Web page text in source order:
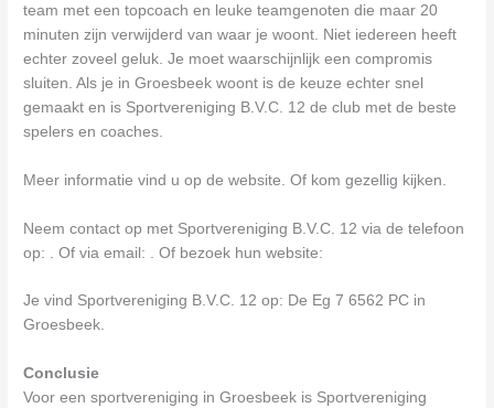
team met een topcoach en leuke teamgenoten die maar 20
minuten zijn verwijderd van waar je woont. Niet iedereen heeft
echter zoveel geluk. Je moet waarschijnlijk een compromis
sluiten. Als je in Groesbeek woont is de keuze echter snel
gemaakt en is Sportvereniging B.V.C. 12 de club met de beste
spelers en coaches.
Meer informatie vind u op de website. Of kom gezellig kijken.
Neem contact op met Sportvereniging B.V.C. 12 via de telefoon
op: . Of via email:
. Of bezoek hun website:
Je vind Sportvereniging B.V.C. 12 op: De Eg 7 6562 PC in
Groesbeek.
Conclusie
Voor een sportvereniging in Groesbeek is Sportvereniging